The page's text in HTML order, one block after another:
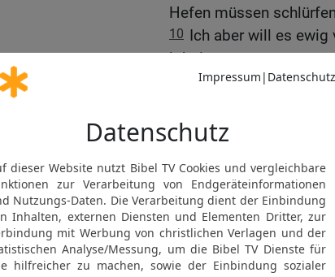
Hefen müssen
10 Ich aber will es ewig
lobsingen.
Und alle Hörner der
Hörner des Gerechten
© 2000 Genfer Bibelgesellschaft
Möchtest du uns Feedback geben?
Bewertung der Bibelthek